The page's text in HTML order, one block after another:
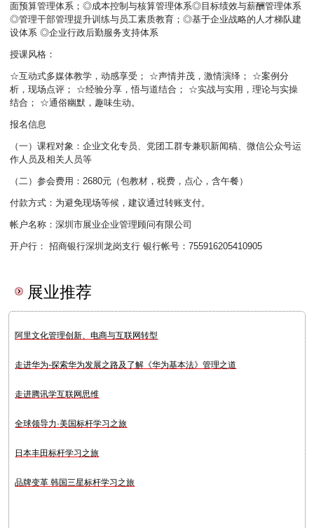
面预算管理体系；◎成本控制与核算管理体系◎目标绩效与薪酬管理体系
◎管理干部管理提升训练与员工素质教育；◎基于企业战略的人才梯队建
设体系 ◎企业行政后勤服务支持体系
授课风格：
☆互动式多媒体教学，动感享受； ☆声情并茂，激情演绎； ☆案例分
析，现场点评； ☆经验分享，悟与道结合； ☆实战与实用，理论与实操
结合； ☆通俗幽默，趣味生动。
报名信息
（一）课程对象：企业文化专员、党团工群专兼职新闻稿、微信公众号运
作人员及相关人员等
（二）参会费用：2680元（包教材，税费，点心，含午餐）
付款方式：为避免现场等候，建议通过转账支付。
帐户名称：深圳市展业企业管理顾问有限公司
开户行： 招商银行深圳龙岗支行 银行帐号：755916205410905
展业推荐
阿里文化管理创新、电商与互联网转型
走进华为-探索华为发展之路及了解《华为基本法》管理之道
走进腾讯学互联网思维
全球领导力·美国标杆学习之旅
日本丰田标杆学习之旅
品牌变革 韩国三星标杆学习之旅